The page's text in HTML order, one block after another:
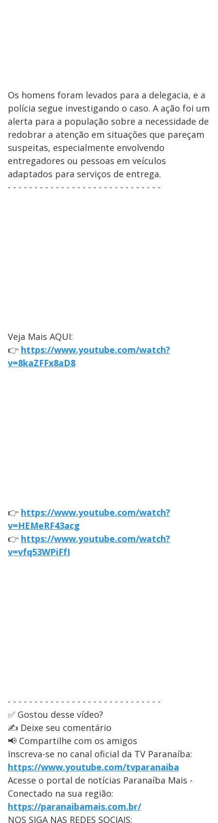
Os homens foram levados para a delegacia, e a
polícia segue investigando o caso. A ação foi um
alerta para a população sobre a necessidade de
redobrar a atenção em situações que pareçam
suspeitas, especialmente envolvendo
entregadores ou pessoas em veículos
adaptados para serviços de entrega.
- - - - - - - - - - - - - - - - - - - - - - - - - - - - -
Veja Mais AQUI:
👉 https://www.youtube.com/watch?
v=8kaZFFx8aD8
👉 https://www.youtube.com/watch?
v=HEMeRF43acg
👉 https://www.youtube.com/watch?
v=vfq53WPiFfI
- - - - - - - - - - - - - - - - - - - - - - - - - - - - -
✅ Gostou desse vídeo?
✍️ Deixe seu comentário
📢 Compartilhe com os amigos
Inscreva-se no canal oficial da TV Paranaíba:
https://www.youtube.com/tvparanaiba
Acesse o portal de notícias Paranaíba Mais -
Conectado na sua região:
https://paranaibamais.com.br/
NOS SIGA NAS REDES SOCIAIS: